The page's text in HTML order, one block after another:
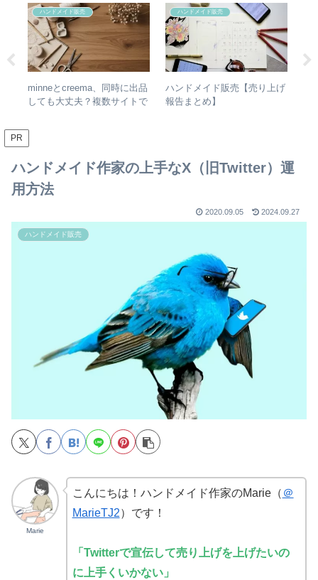
ド販売【売り上げ
ハンドメイド販売
保護中: 【2023】stand.fmメ
ンバーシップ限定ページ
旅
お勧め旅系
PR
ハンドメイド作家の上手なX（旧Twitter）運
用方法
2020.09.05 2024.09.27
ハンドメイド販売
Marie
こんにちは！ハンドメイド作家のMarie（ ＠
MarieTJ2）です！
「Twitterで宣伝して売り上げを上げたいの
に上手くいかない」